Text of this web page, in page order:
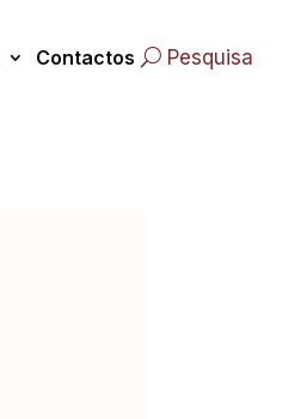
Contactos Pesquisa